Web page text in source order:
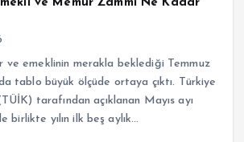
ve Memur Zammı Ne Kadar
ve emeklinin merakla beklediği Temmuz
tablo büyük ölçüde ortaya çıktı. Türkiye
tarafından açıklanan Mayıs ayı
birlikte yılın ilk beş aylık…